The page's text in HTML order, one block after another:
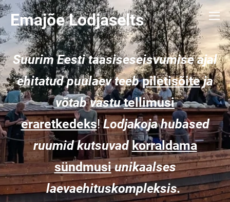
Emajõe Lodjaselts
Suurim Eesti taasiseseisvumise ajal
ehitatud puulaev teebpiletisõiteja
võtab vastutellimusi
eraretkedeks!Lodjakoja hubased
ruumid kutsuvadkorraldama
sündmusiunikaalses
laevaehituskompleksis.